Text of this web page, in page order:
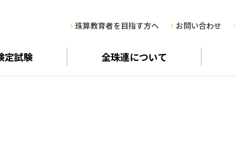
珠算教育者を目指す方へ お問い合わせ
定試験 全珠連について